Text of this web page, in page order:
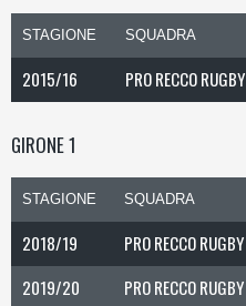
STAGIONE SQUADRA
2015/16 PRO RECCO RUGBY
GIRONE 1
STAGIONE SQUADRA
2018/19 PRO RECCO RUGBY
2019/20 PRO RECCO RUGBY